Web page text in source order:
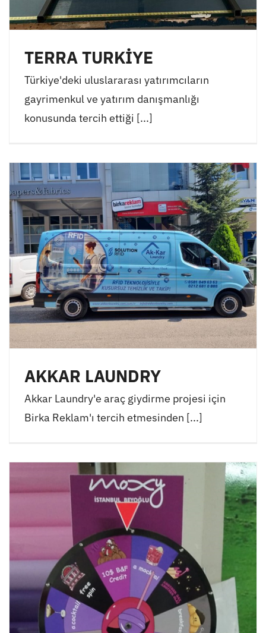
TERRA TURKİYE
Türkiye'deki uluslararası yatırımcıların
gayrimenkul ve yatırım danışmanlığı
konusunda tercih ettiği [...]
AKKAR LAUNDRY
Akkar Laundry'e araç giydirme projesi için
Birka Reklam'ı tercih etmesinden [...]